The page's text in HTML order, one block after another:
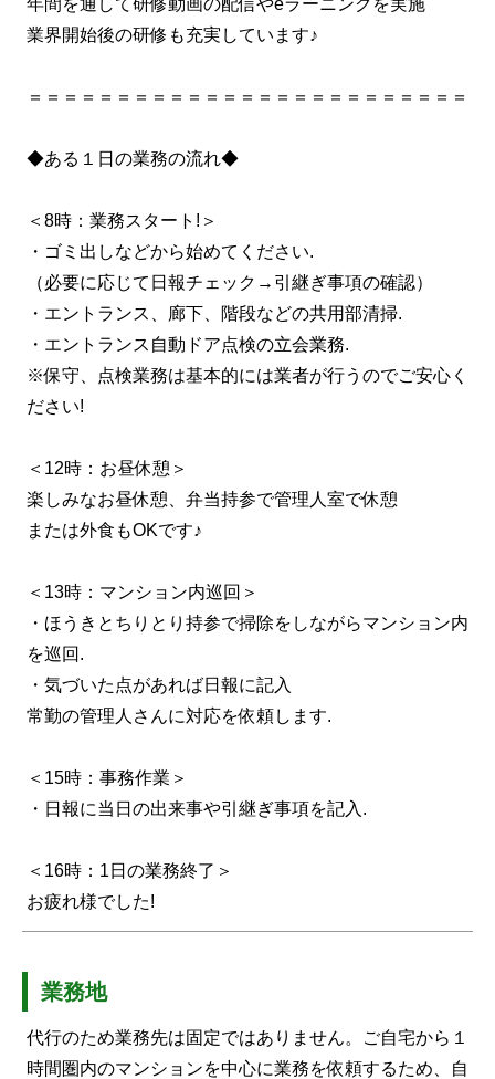
業界開始後の研修も充実しています♪
＝＝＝＝＝＝＝＝＝＝＝＝＝＝＝＝＝＝＝＝＝＝＝＝＝
◆ある１日の業務の流れ◆
＜8時：業務スタート!＞
・ゴミ出しなどから始めてください.
（必要に応じて日報チェック→引継ぎ事項の確認）
・エントランス、廊下、階段などの共用部清掃.
・エントランス自動ドア点検の立会業務.
※保守、点検業務は基本的には業者が行うのでご安心く
ださい!
＜12時：お昼休憩＞
楽しみなお昼休憩、弁当持参で管理人室で休憩
または外食もOKです♪
＜13時：マンション内巡回＞
・ほうきとちりとり持参で掃除をしながらマンション内
を巡回.
・気づいた点があれば日報に記入
常勤の管理人さんに対応を依頼します.
＜15時：事務作業＞
・日報に当日の出来事や引継ぎ事項を記入.
＜16時：1日の業務終了＞
お疲れ様でした!
業務地
代行のため業務先は固定ではありません。ご自宅から１
時間圏内のマンションを中心に業務を依頼するため、自